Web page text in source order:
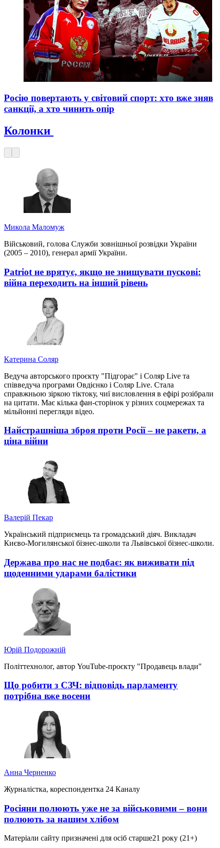
Росію повертають у світовий спорт: хто вже зняв
санкції, а хто чинить опір
Колонки
Микола Маломуж
Військовий, голова Служби зовнішньої розвідки України
(2005 – 2010), генерал армії України.
Patriot не врятує, якщо не знищувати пускові:
війна переходить на інший рівень
Катерина Соляр
Ведуча авторського проєкту "Підгорає" і Соляр Live та
співведуча програми Овдієнко і Соляр Live. Стала
справжньою зіркою тіктоку, чиї висловлення в ефірі розібрали
на цитати. Має кілька фан-сторінок у різних соцмережах та
мільйонні перегляди відео.
Найстрашніша зброя проти Росії – не ракети, а
ціна війни
Валерій Пекар
Український підприємець та громадський діяч. Викладач
Києво-Могилянської бізнес-школи та Львівської бізнес-школи.
Держава про нас не подбає: як виживати під
щоденними ударами балістики
Юрій Подорожній
Політтехнолог, автор YouTube-проєкту "Продавець влади"
Що робити з СЗЧ: відповідь парламенту
потрібна вже восени
Анна Черненко
Журналістка, кореспондентка 24 Каналу
Росіяни полюють уже не за військовими – вони
полюють за нашим хлібом
Матеріали сайту призначені для осіб старше21 року (21+)